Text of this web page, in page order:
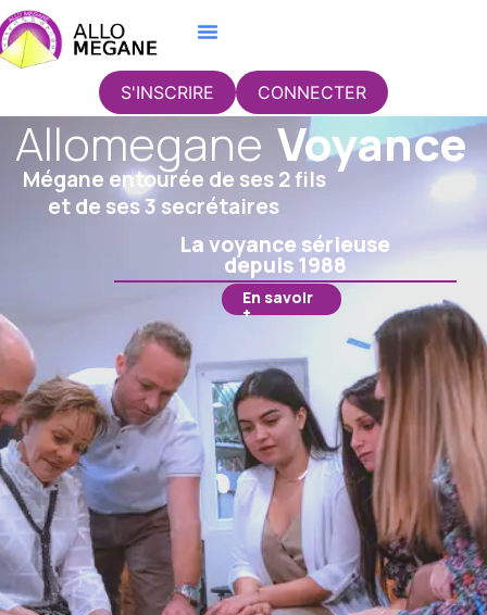
S'INSCRIRE CONNECTER
La voyance sérieuse
depuis 1988
Allomegane
En savoir
+
Voyance
Mégane entourée de ses 2 fils
et de ses 3 secrétaires